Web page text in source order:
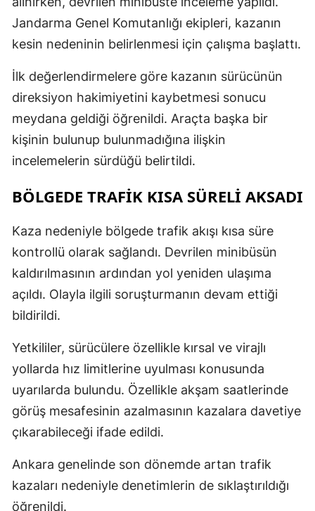
Jandarma Genel Komutanlığı ekipleri, kazanın
kesin nedeninin belirlenmesi için çalışma başlattı.
İlk değerlendirmelere göre kazanın sürücünün
direksiyon hakimiyetini kaybetmesi sonucu
meydana geldiği öğrenildi. Araçta başka bir
kişinin bulunup bulunmadığına ilişkin
incelemelerin sürdüğü belirtildi.
BÖLGEDE TRAFIK KISA SÜRELI AKSADI
Kaza nedeniyle bölgede trafik akışı kısa süre
kontrollü olarak sağlandı. Devrilen minibüsün
kaldırılmasının ardından yol yeniden ulaşıma
açıldı. Olayla ilgili soruşturmanın devam ettiği
bildirildi.
Yetkililer, sürücülere özellikle kırsal ve virajlı
yollarda hız limitlerine uyulması konusunda
uyarılarda bulundu. Özellikle akşam saatlerinde
görüş mesafesinin azalmasının kazalara davetiye
çıkarabileceği ifade edildi.
Ankara genelinde son dönemde artan trafik
kazaları nedeniyle denetimlerin de sıklaştırıldığı
öğrenildi.